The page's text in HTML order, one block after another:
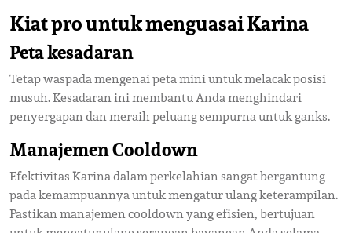
Kiat pro untuk menguasai Karina
Peta kesadaran
Tetap waspada mengenai peta mini untuk melacak posisi
musuh. Kesadaran ini membantu Anda menghindari
penyergapan dan meraih peluang sempurna untuk ganks.
Manajemen Cooldown
Efektivitas Karina dalam perkelahian sangat bergantung
pada kemampuannya untuk mengatur ulang keterampilan.
Pastikan manajemen cooldown yang efisien, bertujuan